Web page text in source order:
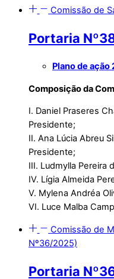
Comissão de
Portaria
Plano de ação
Composição da
I. Daniel Praseres
Presidente;
II. Ana Lúcia Abreu
Presidente;
III. Ludmylla Pereira
IV. Lígia Almeida
V. Mylena Andréa
VI. Luce Malba
Comissão de
Nº36/2025)
Portaria